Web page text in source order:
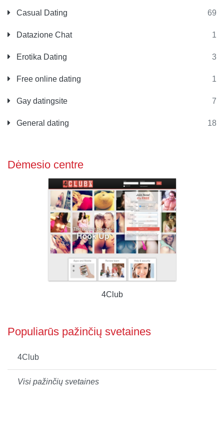
Casual Dating 69
Datazione Chat 1
Erotika Dating 3
Free online dating 1
Gay datingsite 7
General dating 18
Dėmesio centre
4Club
Populiarūs pažinčių svetaines
4Club
Visi pažinčių svetaines